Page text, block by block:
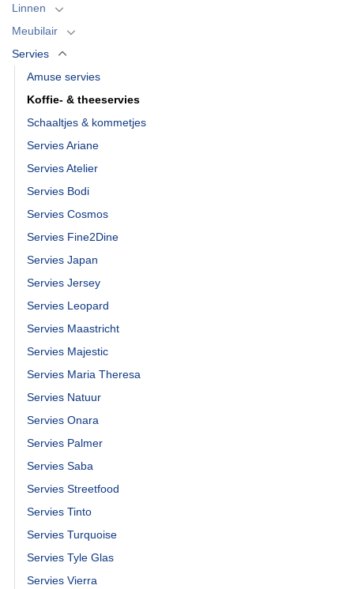
Linnen
Meubilair
Servies
Amuse servies
Koffie- & theeservies
Schaaltjes & kommetjes
Servies Ariane
Servies Atelier
Servies Bodi
Servies Cosmos
Servies Fine2Dine
Servies Japan
Servies Jersey
Servies Leopard
Servies Maastricht
Servies Majestic
Servies Maria Theresa
Servies Natuur
Servies Onara
Servies Palmer
Servies Saba
Servies Streetfood
Servies Tinto
Servies Turquoise
Servies Tyle Glas
Servies Vierra